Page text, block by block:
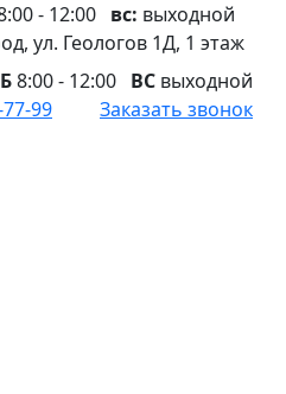
- 12:00 вс: выходной
ул. Геологов 1Д, 1 этаж
8:00 - 12:00 ВС выходной
99
Заказать звонок